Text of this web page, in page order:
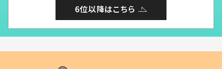
6位以降はこちら